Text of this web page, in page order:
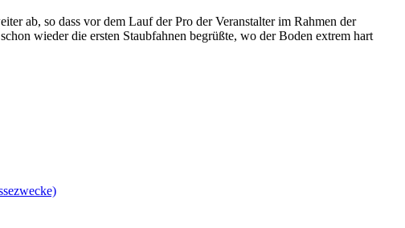
ab, so dass vor dem Lauf der Pro der Veranstalter im Rahmen der
wieder die ersten Staubfahnen begrüßte, wo der Boden extrem hart